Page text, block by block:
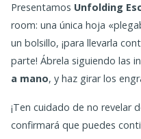
Presentamos Unfolding
room: una única hoja
un bolsillo, ¡para llevarla
parte! Ábrela siguiendo las
a mano, y haz girar los
¡Ten cuidado de no revelar
confirmará que puedes